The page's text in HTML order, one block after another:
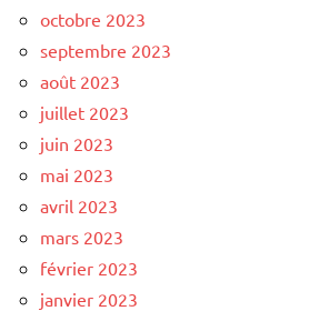
octobre 2023
septembre 2023
août 2023
juillet 2023
juin 2023
mai 2023
avril 2023
mars 2023
février 2023
janvier 2023